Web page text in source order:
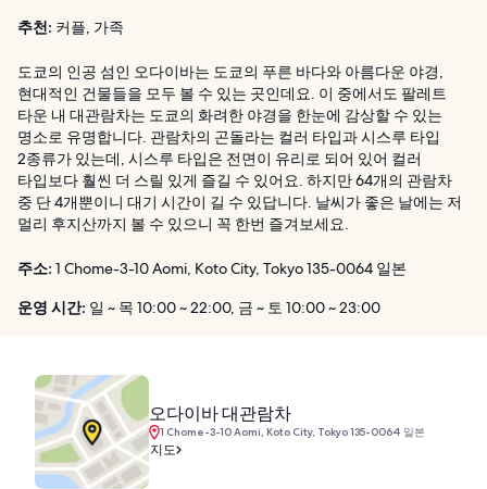
추천: 커플, 가족
도쿄의 인공 섬인 오다이바는 도쿄의 푸른 바다와 아름다운 야경,
현대적인 건물들을 모두 볼 수 있는 곳인데요. 이 중에서도 팔레트
타운 내 대관람차는 도쿄의 화려한 야경을 한눈에 감상할 수 있는
명소로 유명합니다. 관람차의 곤돌라는 컬러 타입과 시스루 타입
2종류가 있는데, 시스루 타입은 전면이 유리로 되어 있어 컬러
타입보다 훨씬 더 스릴 있게 즐길 수 있어요. 하지만 64개의 관람차
중 단 4개뿐이니 대기 시간이 길 수 있답니다. 날씨가 좋은 날에는 저
멀리 후지산까지 볼 수 있으니 꼭 한번 즐겨보세요.
주소: 1 Chome-3-10 Aomi, Koto City, Tokyo 135-0064 일본
운영 시간: 일 ~ 목 10:00 ~ 22:00, 금 ~ 토 10:00 ~ 23:00
오다이바 대관람차
1 Chome-3-10 Aomi, Koto City, Tokyo 135-0064 일본
지도